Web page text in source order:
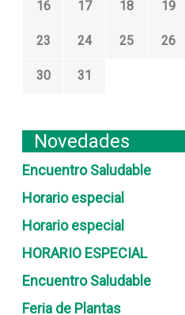
16 17 18 19
23 24 25 26
30
31
Novedades
Encuentro Saludable
Horario especial
Horario especial
HORARIO ESPECIAL
Encuentro Saludable
Feria de Plantas